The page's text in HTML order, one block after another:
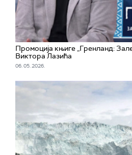
Промоција књиге „Гренланд:
Виктора Лазића
06. 05. 2026.